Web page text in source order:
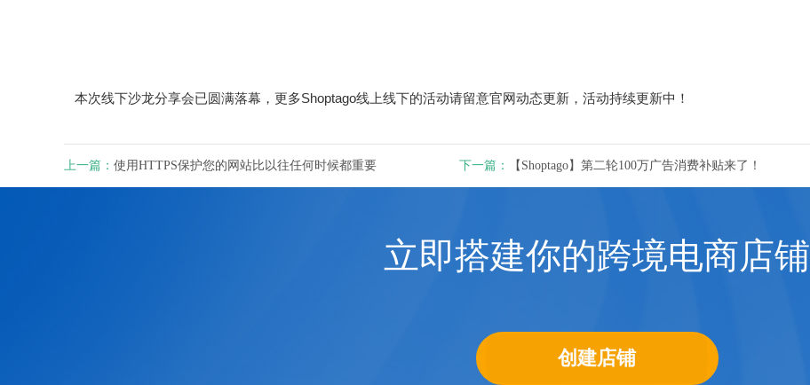
本次线下沙龙分享会已圆满落幕，更多Shoptago线上线下的活动请留意官网动态更新，活动持续更新中！
上一篇： 使用HTTPS保护您的网站比以往任何时候都重要 下一篇： 【Shoptago】第二轮100万广告消费补贴来了！
立即搭建你的跨境电商店铺
创建店铺